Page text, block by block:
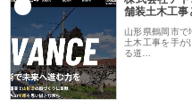
舗装土木工事
山形県鶴岡市で
土木工事を手が
る道…